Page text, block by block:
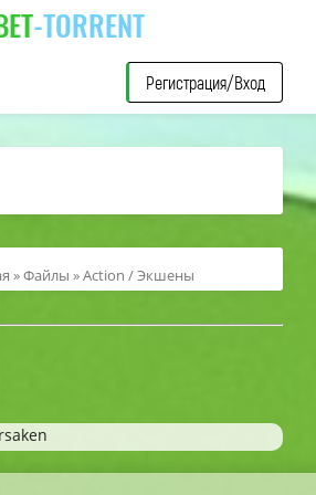
-TORRENT
Регистрация/Вход
»Файлы »Action / Экшены